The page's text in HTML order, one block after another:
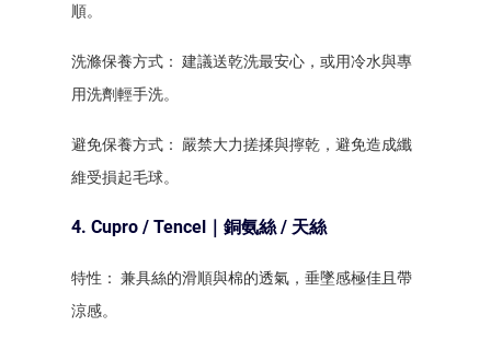
順。
洗滌保養方式： 建議送乾洗最安心，或用冷水與專
用洗劑輕手洗。
避免保養方式： 嚴禁大力搓揉與擰乾，避免造成纖
維受損起毛球。
4. Cupro / Tencel｜銅氨絲 / 天絲
特性： 兼具絲的滑順與棉的透氣，垂墜感極佳且帶
涼感。